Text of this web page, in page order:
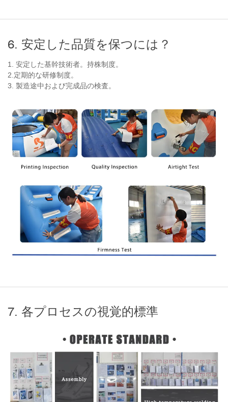
6. 安定した品質を保つには？
1. 安定した基幹技術者。持株制度。
2.定期的な研修制度。
3. 製造途中および完成品の検査。
7. 各プロセスの視覚的標準